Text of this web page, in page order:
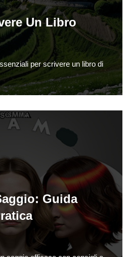
Un Libro
per scrivere un libro di
Guida